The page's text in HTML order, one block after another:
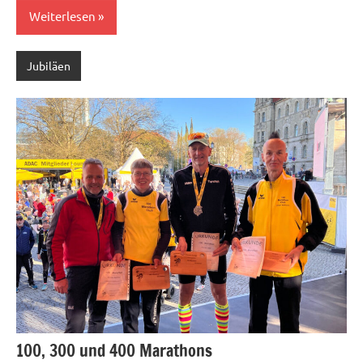
Weiterlesen
Jubiläen
100, 300 und 400 Marathons